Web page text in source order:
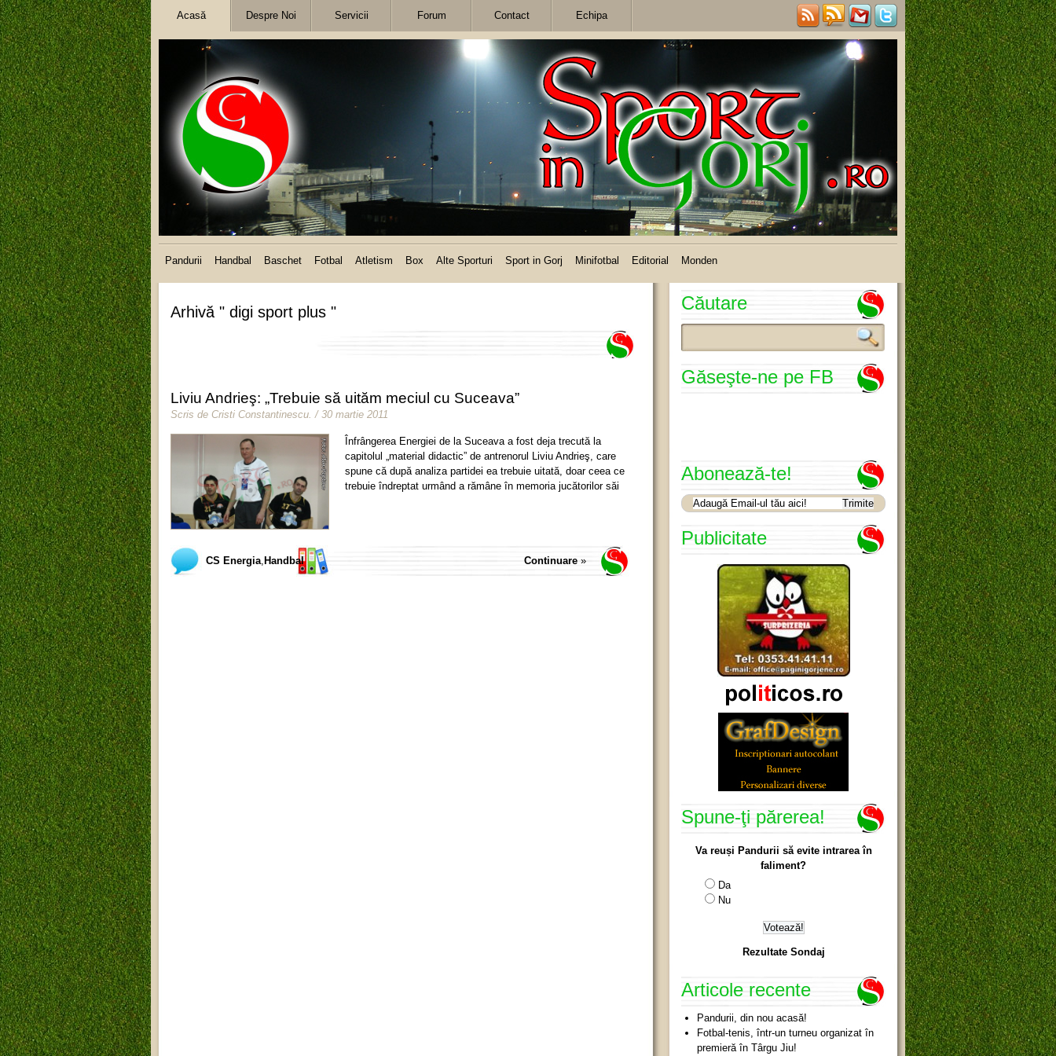
Acasă Despre Noi Servicii Forum Contact Echipa
Pandurii Handbal Baschet Fotbal Atletism Box Alte Sporturi Sport in Gorj Minifotbal Editorial Monden
Arhivă " digi sport plus "
Liviu Andrieş: „Trebuie să uităm meciul cu Suceava”
Scris de Cristi Constantinescu. / 30 martie 2011
Înfrângerea Energiei de la Suceava a fost deja trecută la
capitolul „material didactic” de antrenorul Liviu Andrieş, care
spune că după analiza partidei ea trebuie uitată, doar ceea ce
trebuie îndreptat urmând a rămâne în memoria jucătorilor săi
CS Energia, Handbal Continuare »
Căutare
Găseşte-ne pe FB
Abonează-te!
Publicitate
Spune-ţi părerea!
Va reuși Pandurii să evite intrarea în
faliment?
Da
Nu
Rezultate Sondaj
Articole recente
Pandurii, din nou acasă!
Fotbal-tenis, într-un turneu organizat în
premieră în Târgu Jiu!